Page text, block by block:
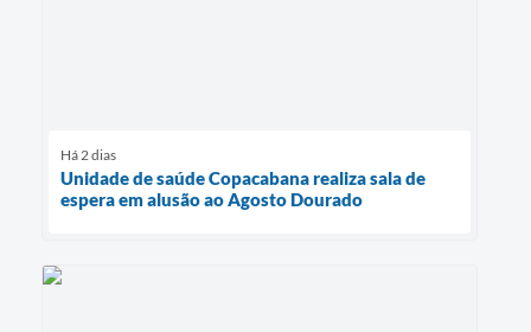
Há 2 dias
Unidade de saúde Copacabana realiza sala de
espera em alusão ao Agosto Dourado